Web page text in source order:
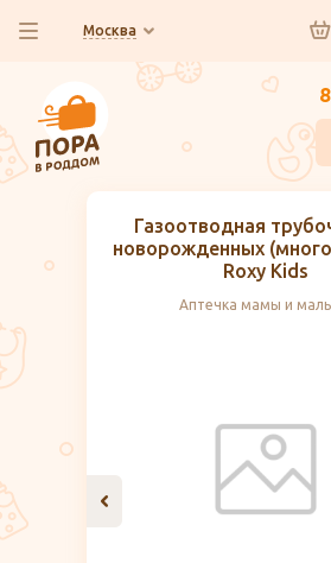
Москва
Газоотводная
новорожденных
Roxy Kids
Аптечка мамы и